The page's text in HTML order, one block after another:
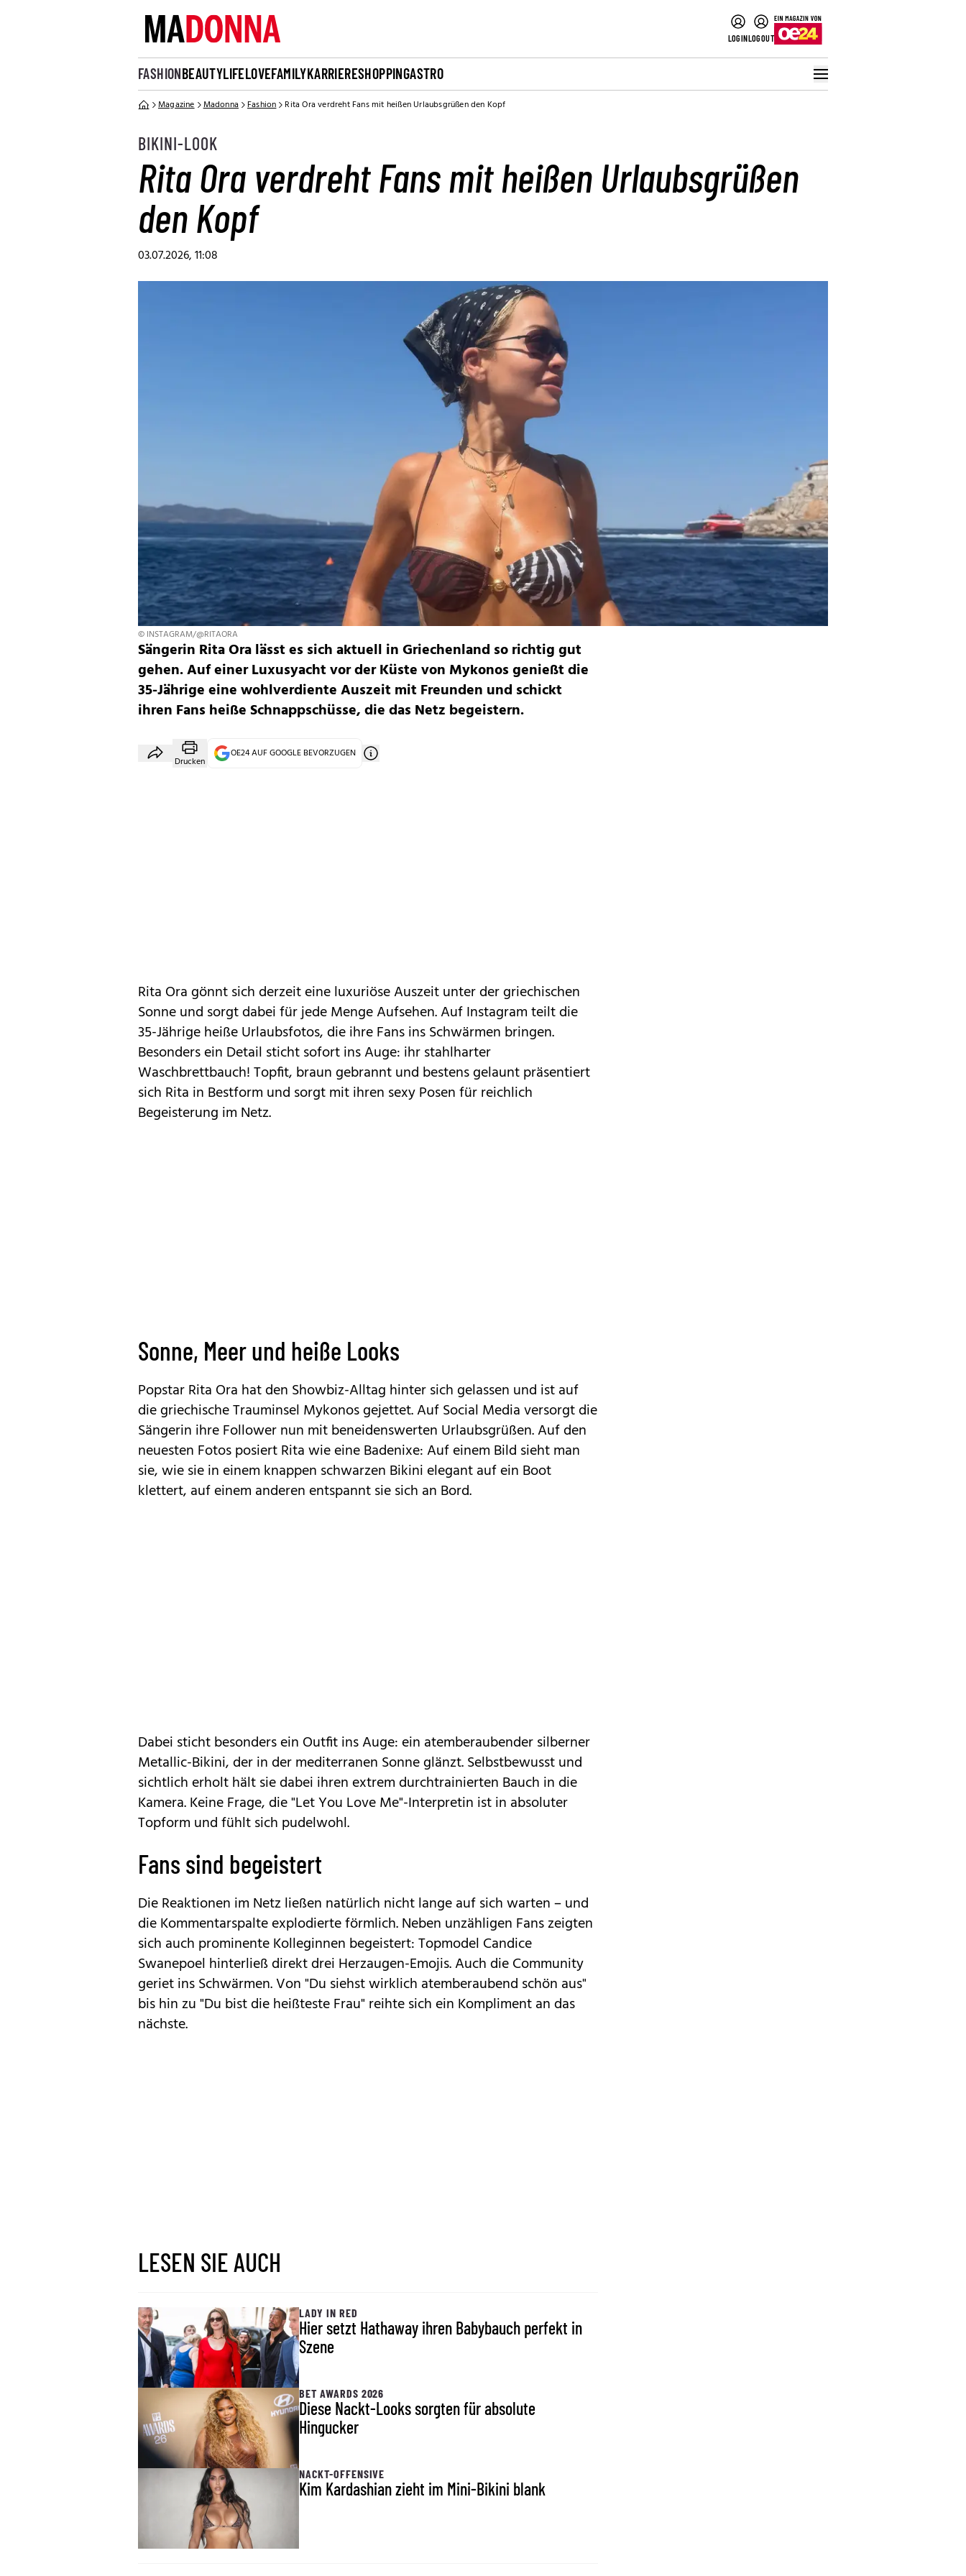
LOGINLOGOUT
FASHIONBEAUTYLIFELOVEFAMILYKARRIERESHOPPINGASTRO
Magazine Madonna Fashion Rita Ora verdreht Fans mit heißen Urlaubsgrüßen den Kopf
BIKINI-LOOK
Rita Ora verdreht Fans mit heißen Urlaubsgrüßen
den Kopf
03.07.2026, 11:08
© INSTAGRAM/@RITAORA
Sängerin Rita Ora lässt es sich aktuell in Griechenland so richtig gut
gehen. Auf einer Luxusyacht vor der Küste von Mykonos genießt die
35-Jährige eine wohlverdiente Auszeit mit Freunden und schickt
ihren Fans heiße Schnappschüsse, die das Netz begeistern.
Drucken
OE24 AUF GOOGLE BEVORZUGEN
Rita Ora gönnt sich derzeit eine luxuriöse Auszeit unter dergriechischen
Sonne und sorgt dabei für jede Menge Aufsehen. Auf Instagram teilt die
35-Jährige heiße Urlaubsfotos, die ihre Fans ins Schwärmen bringen.
Besonders ein Detail sticht sofort ins Auge: ihr stahlharter
Waschbrettbauch! Topfit, braun gebrannt und bestens gelaunt präsentiert
sich Rita in Bestform und sorgt mit ihren sexy Posenfür reichlich
Begeisterung im Netz.
Sonne, Meer und heiße Looks
Popstar Rita Ora hat den Showbiz-Alltag hinter sich gelassen und ist auf
die griechische Trauminsel Mykonos gejettet. Auf Social Media versorgt die
Sängerin ihre Follower nun mit beneidenswerten Urlaubsgrüßen. Auf den
neuesten Fotos posiert Rita wie eine Badenixe: Auf einem Bild sieht man
sie, wie sie in einem knappen schwarzen Bikini elegant auf ein Boot
klettert, auf einem anderen entspannt sie sich an Bord.
Dabei sticht besonders ein Outfit ins Auge: ein atemberaubender silberner
Metallic-Bikini, der in der mediterranen Sonne glänzt. Selbstbewusst und
sichtlich erholt hält sie dabei ihren extrem durchtrainierten Bauch in die
Kamera. Keine Frage, die "Let You Love Me"-Interpretin ist in absoluter
Topform und fühlt sich pudelwohl.
Fans sind begeistert
Die Reaktionen im Netz ließen natürlich nicht lange auf sich warten – und
die Kommentarspalte explodierte förmlich. Neben unzähligen Fans zeigten
sich auch prominente Kolleginnen begeistert: Topmodel Candice
Swanepoel hinterließ direkt drei Herzaugen-Emojis. Auch die Community
geriet ins Schwärmen. Von "Du siehst wirklich atemberaubend schön aus"
bis hin zu "Du bist die heißteste Frau" reihte sich ein Kompliment an das
nächste.
LESEN SIE AUCH
LADY IN RED
Hier setzt Hathaway ihren Babybauch perfekt in
Szene
BET AWARDS 2026
Diese Nackt-Looks sorgten für absolute
Hingucker
NACKT-OFFENSIVE
Kim Kardashian zieht im Mini-Bikini blank